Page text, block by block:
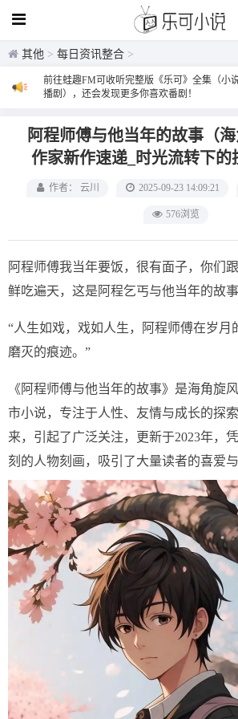
其他 > 每日资讯整合 >
前往蛙趣FM可收听完整版《乐可》全集（小
播剧），还会发现更多你喜欢番剧！
阿程师傅与他当年的故事（
作家新作速递‌_时光流转下的
交织
作者： 云川 2025-09-23 14:09:21
576浏览
阿程师傅我当年要饭，很有面子，你们
鲜吃遍天，这是阿程乞丐与他当年的故事
“人生如戏，戏如人生，阿程师傅在岁月
磨灭的痕迹。”
《阿程师傅与他当年的故事》是海角旋
市小说，专注于人性、友情与成长的探
来，引起了广泛关注，更新于2023年，
刻的人物刻画，吸引了大量读者的喜爱与